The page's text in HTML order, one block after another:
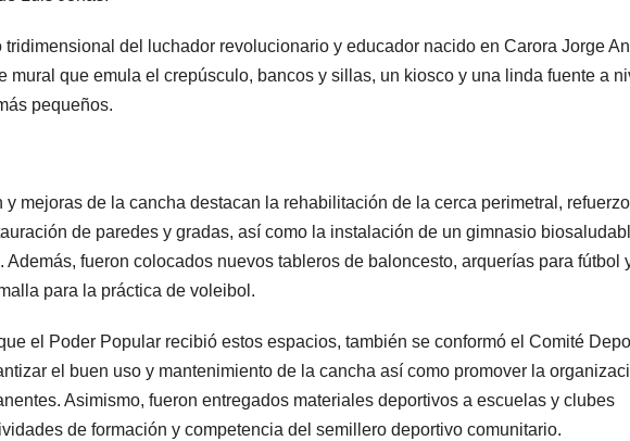
tridimensional del luchador revolucionario y educador nacido en Carora Jorge
mural que emula el crepúsculo, bancos y sillas, un kiosco y una linda fuente a
pequeños.
y mejoras de la cancha destacan la rehabilitación de la cerca perimetral,
de paredes y gradas, así como la instalación de un gimnasio
fueron colocados nuevos tableros de baloncesto, arquerías para fútbol
para la práctica de voleibol.
el Poder Popular recibió estos espacios, también se conformó el Comité
el buen uso y mantenimiento de la cancha así como promover la
Asimismo, fueron entregados materiales deportivos a escuelas y clubes
de formación y competencia del semillero deportivo comunitario.